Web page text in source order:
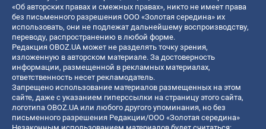
«Об авторских правах и смежных правах», никто не имеет права
без письменного разрешения ООО «Золотая середина» их
использовать, они не подлежат дальнейшему воспроизводству,
переводу, распространению в любой форме.
Редакция OBOZ.UA может не разделять точку зрения,
изложенную в авторском материале. За достоверность
информации, размещенной в рекламных материалах,
ответственность несет рекламодатель.
Запрещено использование материалов размещенных на этом
сайте, даже с указанием гиперссылки на страницу этого сайта,
логотипа OBOZ.UA или любого другого упоминания, но без
письменного разрешения Редакции/ООО «Золотая середина»